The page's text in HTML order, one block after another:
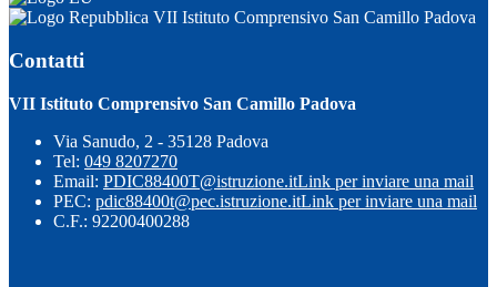
VII Istituto Comprensivo San Camillo Padova
Contatti
VII Istituto Comprensivo San Camillo Padova
Via Sanudo, 2 - 35128 Padova
Tel: 049 8207270
Email: PDIC88400T@istruzione.itLink per inviare una mail
PEC: pdic88400t@pec.istruzione.itLink per inviare una mail
C.F.: 92200400288